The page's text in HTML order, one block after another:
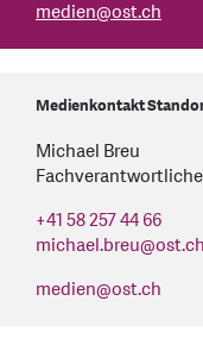
medien@ost.ch
Medienkontakt
Michael Breu
+41 58 257 44 66
michael.breu@ost.ch
medien@ost.ch